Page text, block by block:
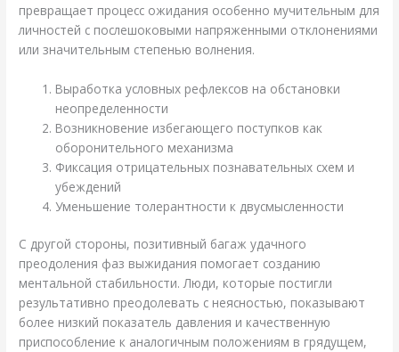
превращает процесс ожидания особенно мучительным для
личностей с послешоковыми напряженными отклонениями
или значительным степенью волнения.
Выработка условных рефлексов на обстановки
неопределенности
Возникновение избегающего поступков как
оборонительного механизма
Фиксация отрицательных познавательных схем и
убеждений
Уменьшение толерантности к двусмысленности
С другой стороны, позитивный багаж удачного
преодоления фаз выжидания помогает созданию
ментальной стабильности. Люди, которые постигли
результативно преодолевать с неясностью, показывают
более низкий показатель давления и качественную
приспособление к аналогичным положениям в грядущем,